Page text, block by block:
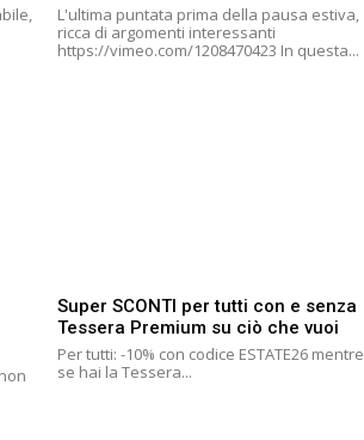
L'ultima puntata prima della pausa estiva,
ricca di argomenti interessanti
https://vimeo.com/1208470423 In questa...
Super SCONTI per tutti con e senza
Tessera Premium su ciò che vuoi
Per tutti: -10% con codice ESTATE26 mentre
se hai la Tessera...